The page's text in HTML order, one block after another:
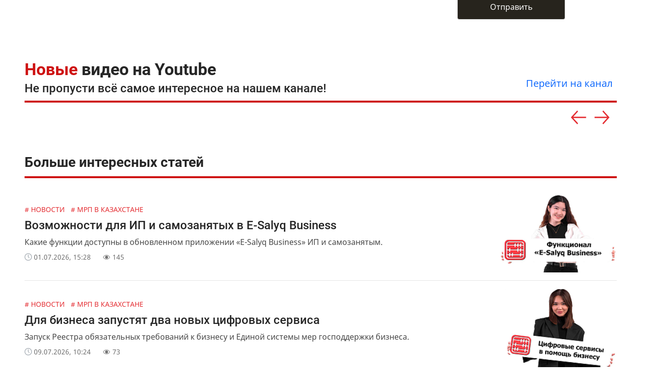
Новые видео на Youtube
Не пропусти всё самое интересное на нашем канале! Перейти на канал
Больше интересных статей
# НОВОСТИ # МРП В КАЗАХСТАНЕ
Возможности для ИП и самозанятых в E-Salyq Business
Какие функции доступны в обновленном приложении «E-Salyq Business» ИП и самозанятым.
01.07.2026, 15:28 145
# НОВОСТИ # МРП В КАЗАХСТАНЕ
Для бизнеса запустят два новых цифровых сервиса
Запуск Реестра обязательных требований к бизнесу и Единой системы мер господдержки бизнеса.
09.07.2026, 10:24 73